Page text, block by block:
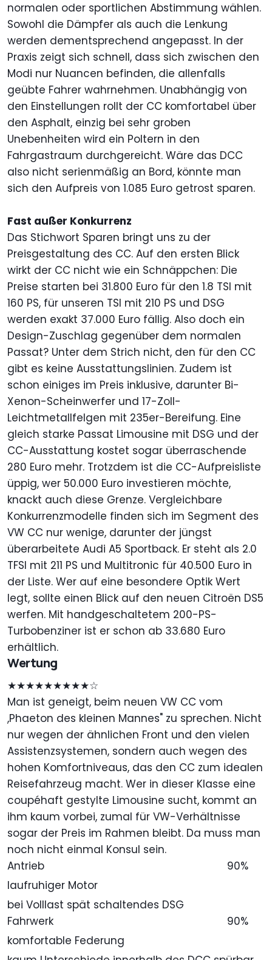
normalen oder sportlichen Abstimmung wählen.
Sowohl die Dämpfer als auch die Lenkung
werden dementsprechend angepasst. In der
Praxis zeigt sich schnell, dass sich zwischen den
Modi nur Nuancen befinden, die allenfalls
geübte Fahrer wahrnehmen. Unabhängig von
den Einstellungen rollt der CC komfortabel über
den Asphalt, einzig bei sehr groben
Unebenheiten wird ein Poltern in den
Fahrgastraum durchgereicht. Wäre das DCC
also nicht serienmäßig an Bord, könnte man
sich den Aufpreis von 1.085 Euro getrost sparen.
Fast außer Konkurrenz
Das Stichwort Sparen bringt uns zu der
Preisgestaltung des CC. Auf den ersten Blick
wirkt der CC nicht wie ein Schnäppchen: Die
Preise starten bei 31.800 Euro für den 1.8 TSI mit
160 PS, für unseren TSI mit 210 PS und DSG
werden exakt 37.000 Euro fällig. Also doch ein
Design-Zuschlag gegenüber dem normalen
Passat? Unter dem Strich nicht, den für den CC
gibt es keine Ausstattungslinien. Zudem ist
schon einiges im Preis inklusive, darunter Bi-
Xenon-Scheinwerfer und 17-Zoll-
Leichtmetallfelgen mit 235er-Bereifung. Eine
gleich starke Passat Limousine mit DSG und der
CC-Ausstattung kostet sogar überraschende
280 Euro mehr. Trotzdem ist die CC-Aufpreisliste
üppig, wer 50.000 Euro investieren möchte,
knackt auch diese Grenze. Vergleichbare
Konkurrenzmodelle finden sich im Segment des
VW CC nur wenige, darunter der jüngst
überarbeitete Audi A5 Sportback. Er steht als 2.0
TFSI mit 211 PS und Multitronic für 40.500 Euro in
der Liste. Wer auf eine besondere Optik Wert
legt, sollte einen Blick auf den neuen Citroën DS5
werfen. Mit handgeschaltetem 200-PS-
Turbobenziner ist er schon ab 33.680 Euro
erhältlich.
Wertung
★★★★★★★★★☆
Man ist geneigt, beim neuen VW CC vom
,Phaeton des kleinen Mannes" zu sprechen. Nicht
nur wegen der ähnlichen Front und den vielen
Assistenzsystemen, sondern auch wegen des
hohen Komfortniveaus, das den CC zum idealen
Reisefahrzeug macht. Wer in dieser Klasse eine
coupéhaft gestylte Limousine sucht, kommt an
ihm kaum vorbei, zumal für VW-Verhältnisse
sogar der Preis im Rahmen bleibt. Da muss man
noch nicht einmal Konsul sein.
Antrieb
90%
laufruhiger Motor
bei Volllast spät schaltendes DSG
Fahrwerk
90%
komfortable Federung